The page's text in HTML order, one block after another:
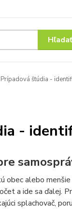
Hľadať
Prípadová štúdia -
-
obec alebo
a ide sa ďalej.
splachovač,